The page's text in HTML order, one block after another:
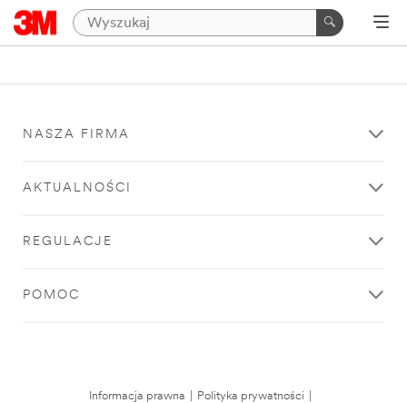
NASZA FIRMA
AKTUALNOŚCI
REGULACJE
POMOC
Informacja prawna Polityka prywatności